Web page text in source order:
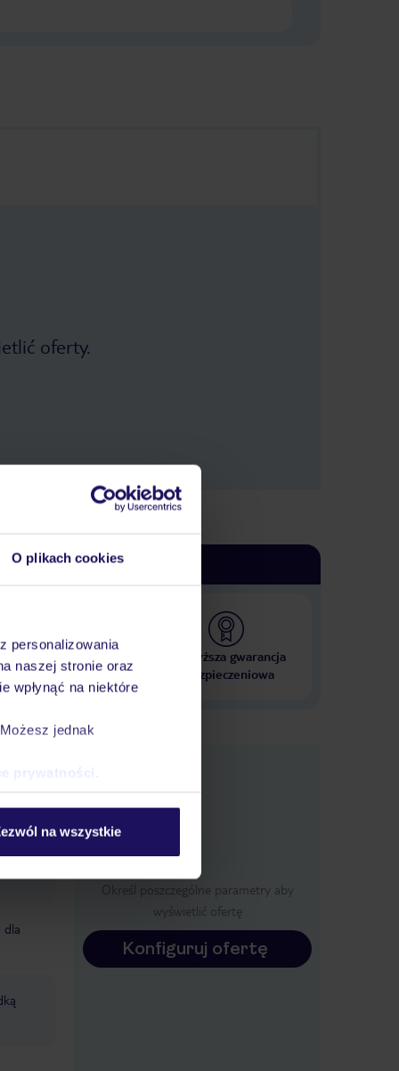
O plikach cookies
personalizowania
naszej stronie oraz
wpłynąć na niektóre
jednak
prywatności
na wszystkie
oferty.
000 hoteli w ponad 50
krajach
Najwyższa gwarancja
ubezpieczeniowa
dla
Określ poszczególne parametry aby
wyświetlić ofertę
Konfiguruj ofertę